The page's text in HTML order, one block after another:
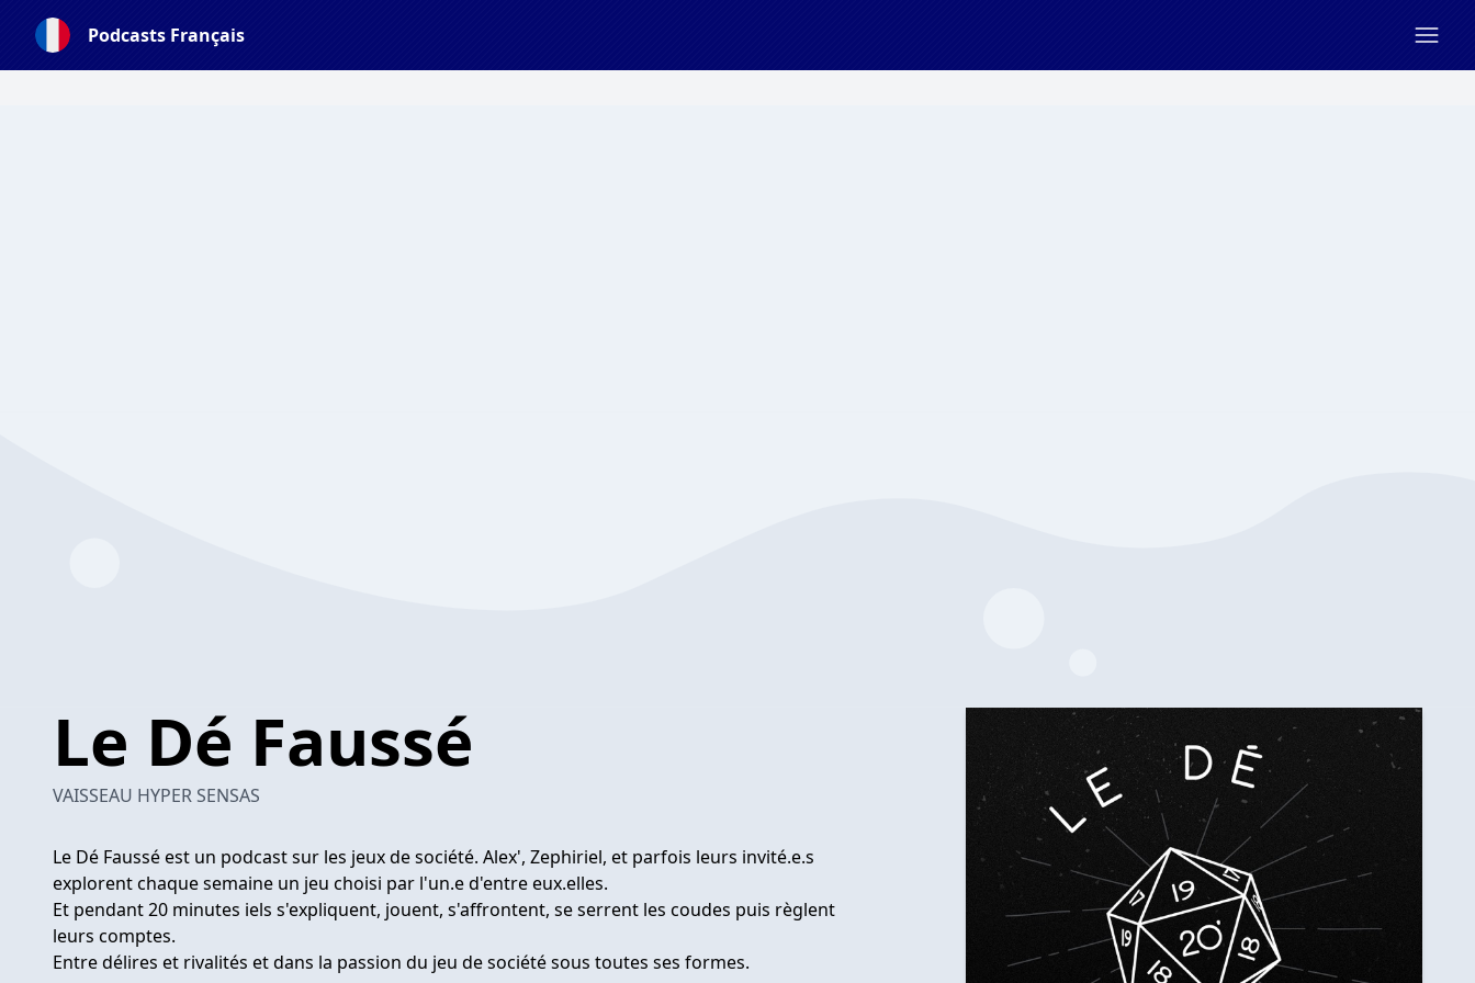
Podcasts Français
Le Dé Faussé
VAISSEAU HYPER SENSAS
Le Dé Faussé est un podcast sur les jeux de société. Alex', Zephiriel, et parfois leurs invité.e.s
explorent chaque semaine un jeu choisi par l'un.e d'entre eux.elles.
Et pendant 20 minutes iels s'expliquent, jouent, s'affrontent, se serrent les coudes puis règlent
leurs comptes.
Entre délires et rivalités et dans la passion du jeu de société sous toutes ses formes.